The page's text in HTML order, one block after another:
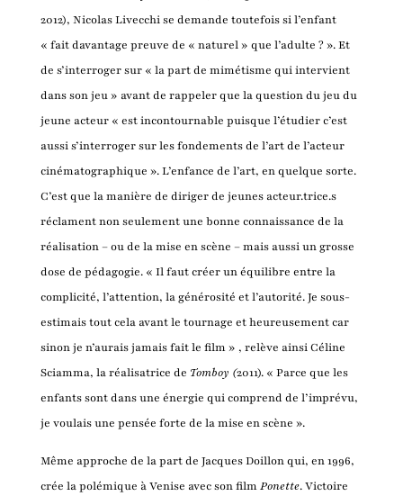
2012), Nicolas Livecchi se demande toutefois si l’enfant
« fait davantage preuve de « naturel » que l’adulte ? ». Et
de s’interroger sur « la part de mimétisme qui intervient
dans son jeu » avant de rappeler que la question du jeu du
jeune acteur « est incontournable puisque l’étudier c’est
aussi s’interroger sur les fondements de l’art de l’acteur
cinématographique ». L’enfance de l’art, en quelque sorte.
C’est que la manière de diriger de jeunes acteur.trice.s
réclament non seulement une bonne connaissance de la
réalisation – ou de la mise en scène – mais aussi un grosse
dose de pédagogie. « Il faut créer un équilibre entre la
complicité, l’attention, la générosité et l’autorité. Je sous-
estimais tout cela avant le tournage et heureusement car
sinon je n’aurais jamais fait le film » , relève ainsi Céline
Sciamma, la réalisatrice de Tomboy (2011). « Parce que les
enfants sont dans une énergie qui comprend de l’imprévu,
je voulais une pensée forte de la mise en scène ».
Même approche de la part de Jacques Doillon qui, en 1996,
crée la polémique à Venise avec son filmPonette. Victoire